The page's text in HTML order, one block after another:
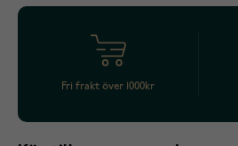
Fri frakt över 1000kr